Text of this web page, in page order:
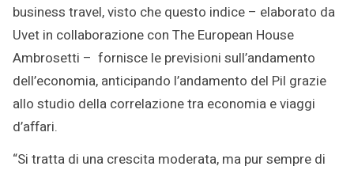
business travel, visto che questo indice – elaborato da
Uvet in collaborazione con The European House
Ambrosetti – fornisce le previsioni sull’andamento
dell’economia, anticipando l’andamento del Pil grazie
allo studio della correlazione tra economia e viaggi
d’affari.
“Si tratta di una crescita moderata, ma pur sempre di